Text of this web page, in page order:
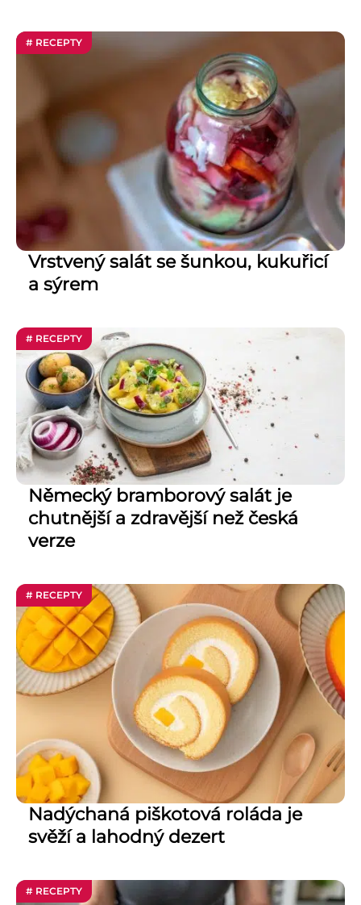
# RECEPTY
Vrstvený salát se šunkou, kukuřicí
a sýrem
# RECEPTY
Německý bramborový salát je
chutnější a zdravější než česká
verze
# RECEPTY
Nadýchaná piškotová roláda je
svěží a lahodný dezert
# RECEPTY